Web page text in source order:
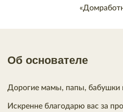
Об основателе
Дорогие мамы, папы, бабушки
Искренне благодарю вас за